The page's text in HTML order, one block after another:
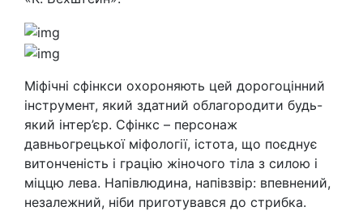
Міфічні сфінкси охороняють цей дорогоцінний
інструмент, який здатний облагородити будь-
який інтер’єр. Сфінкс – персонаж
давньогрецької міфології, істота, що поєднує
витонченість і грацію жіночого тіла з силою і
міццю лева. Напівлюдина, напівзвір: впевнений,
незалежний, ніби приготувався до стрибка.